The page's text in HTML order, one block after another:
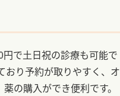
で土日祝の診療も可能で
おり予約が取りやすく、オ
の購入ができ便利です。